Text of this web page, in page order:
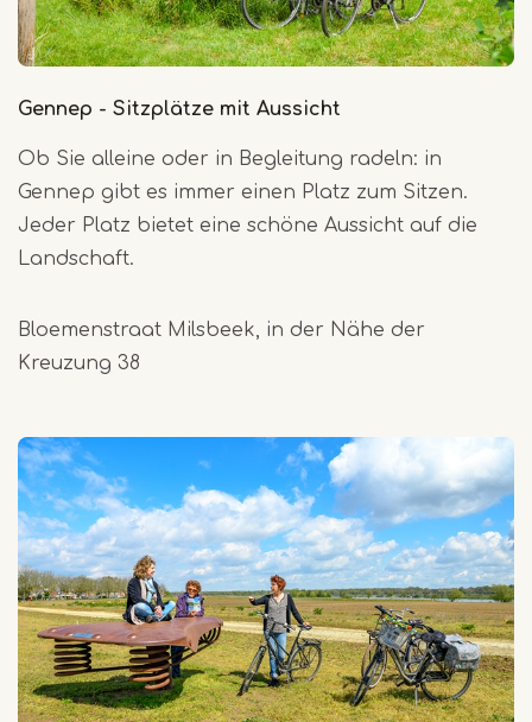
Gennep - Sitzplätze mit Aussicht
Ob Sie alleine oder in Begleitung radeln: in
Gennep gibt es immer einen Platz zum Sitzen.
Jeder Platz bietet eine schöne Aussicht auf die
Landschaft.
Bloemenstraat Milsbeek, in der Nähe der
Kreuzung 38